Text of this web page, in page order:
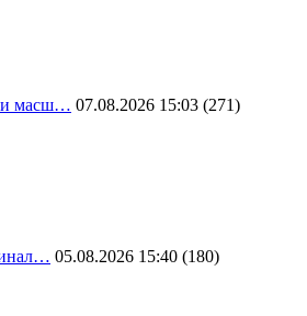
масш… 07.08.2026 15:03 (271)
05.08.2026 15:40 (180)